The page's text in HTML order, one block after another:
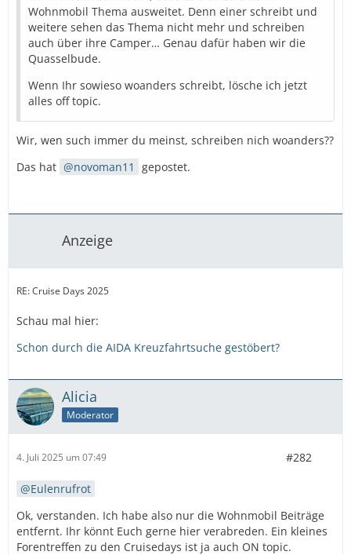
Wohnmobil Thema ausweitet. Denn einer schreibt und
weitere sehen das Thema nicht mehr und schreiben
auch über ihre Camper… Genau dafür haben wir die
Quasselbude.
Wenn Ihr sowieso woanders schreibt, lösche ich jetzt
alles off topic.
Wir, wen such immer du meinst, schreiben nich woanders??
Das hat
novoman11 gepostet.
Anzeige
RE: Cruise Days 2025
Schau mal hier:
Schon durch die AIDA Kreuzfahrtsuche gestöbert?
Alicia
Moderator
4. Juli 2025 um 07:49 #282
Eulenrufrot
Ok, verstanden. Ich habe also nur die Wohnmobil Beiträge
entfernt. Ihr könnt Euch gerne hier verabreden. Ein kleines
Forentreffen zu den Cruisedays ist ja auch ON topic.